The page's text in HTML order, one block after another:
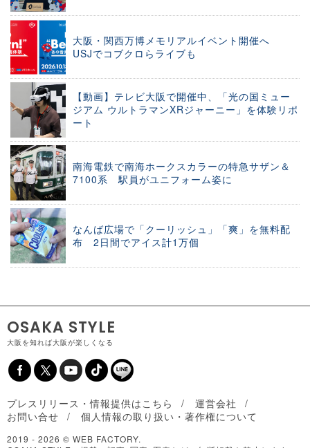
大阪・関西万博メモリアルイベント開催へ
USJでコブクロらライブも
【動画】テレビ大阪で開催中、「光の国ミュー
ジアム ウルトラマンXRジャーニー」を体験リポ
ート
南海電鉄で南海ホークスカラーの特急サザン＆
7100系 駅員がユニフォーム姿に
なんば広場で「クーリッシュ」「爽」を無料配
布 2日間でアイス計1万個
OSAKA STYLE
大阪を知れば大阪が楽しくなる
プレスリリース・情報提供はこちら
運営会社
お問い合せ
個人情報の取り扱い・著作権について
2019 - 2026 © WEB FACTORY.